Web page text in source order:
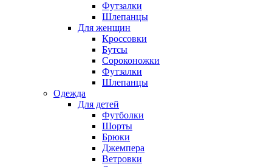
Футзалки
Шлепанцы
Для женщин
Кроссовки
Бутсы
Сороконожки
Футзалки
Шлепанцы
Одежда
Для детей
Футболки
Шорты
Брюки
Джемпера
Ветровки